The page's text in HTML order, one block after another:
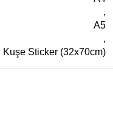
,
A5
,
Kuşe Sticker (32x70cm)